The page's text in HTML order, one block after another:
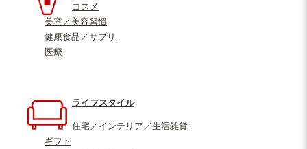
コスメ
美容／美容習慣
健康食品／サプリ
医療
ライフスタイル
住宅／インテリア／生活雑貨
ギフト